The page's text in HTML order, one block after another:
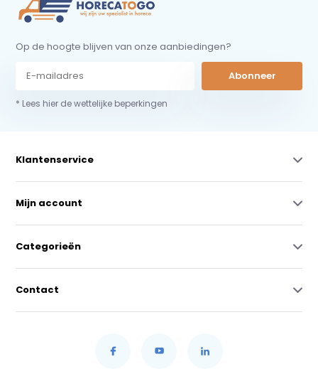
Op de hoogte blijven van onze aanbiedingen?
Abonneer
* Lees hier de wettelijke beperkingen
Klantenservice
Mijn account
Categorieën
Contact